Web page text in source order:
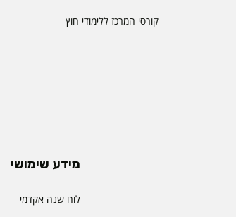
קורסי המרכז ללימודי חוץ
מידע שימושי
לוח שנה אקדמי